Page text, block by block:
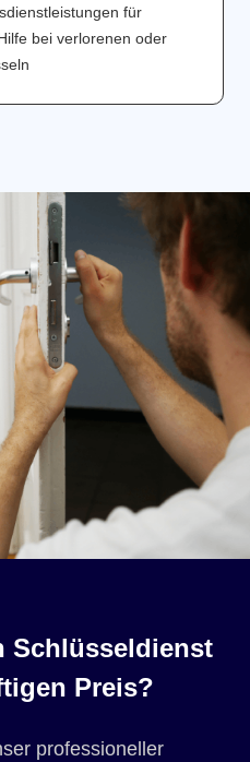
für
bei verlorenen oder
Schlüsseldienst
Preis?
professioneller